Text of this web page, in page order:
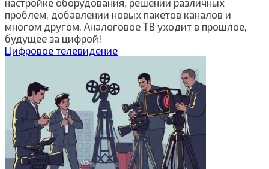
проблем, добавлении новых пакетов каналов и
многом другом. Аналоговое ТВ уходит в прошлое,
будущее за цифрой!
Цифровое телевидение